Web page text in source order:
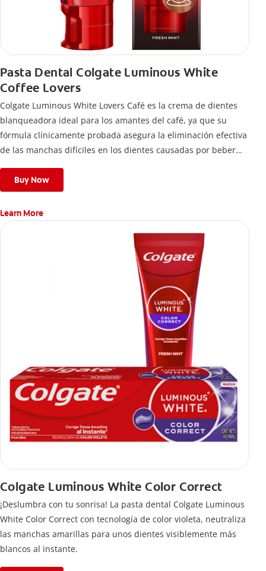
Pasta Dental Colgate Luminous White
Coffee Lovers
Colgate Luminous White Lovers Café es la crema de dientes
blanqueadora ideal para los amantes del café, ya que su
fórmula clínicamente probada asegura la eliminación efectiva
de las manchas difíciles en los dientes causadas por beber
Buy Now
Learn More
Colgate Luminous White Color Correct
¡Deslumbra con tu sonrisa! La pasta dental Colgate Luminous
White Color Correct con tecnología de color violeta, neutraliza
las manchas amarillas para unos dientes visiblemente más
blancos al instante.